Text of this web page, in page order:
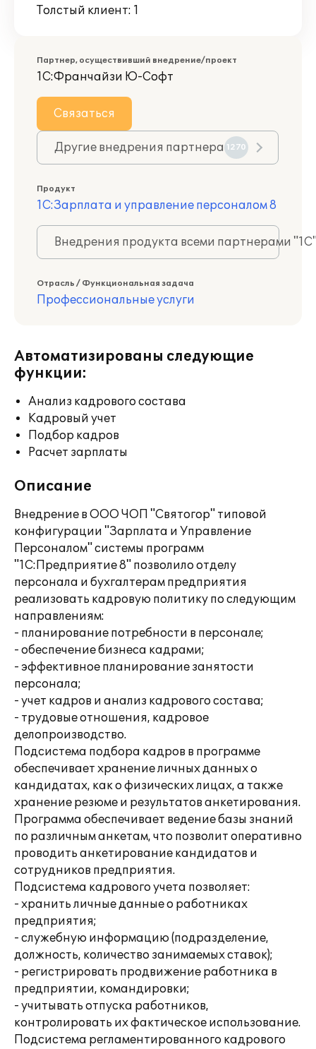
Толстый клиент: 1
Партнер, осуществивший внедрение/проект
1С:Франчайзи Ю-Софт
Связаться
Другие внедрения партнера 1270
Продукт
1С:Зарплата и управление персоналом 8
Внедрения продукта всеми партнерами
Отрасль / Функциональная задача
Профессиональные услуги
Автоматизированы следующие
функции:
Анализ кадрового состава
Кадровый учет
Подбор кадров
Расчет зарплаты
Описание
Внедрение в ООО ЧОП "Святогор" типовой
конфигурации "Зарплата и Управление
Персоналом" системы программ
"1С:Предприятие 8" позволило отделу
персонала и бухгалтерам предприятия
реализовать кадровую политику по следующим
направлениям:
- планирование потребности в персонале;
- обеспечение бизнеса кадрами;
- эффективное планирование занятости
персонала;
- учет кадров и анализ кадрового состава;
- трудовые отношения, кадровое
делопроизводство.
Подсистема подбора кадров в программе
обеспечивает хранение личных данных о
кандидатах, как о физических лицах, а также
хранение резюме и результатов анкетирования.
Программа обеспечивает ведение базы знаний
по различным анкетам, что позволит оперативно
проводить анкетирование кандидатов и
сотрудников предприятия.
Подсистема кадрового учета позволяет:
- хранить личные данные о работниках
предприятия;
- служебную информацию (подразделение,
должность, количество занимаемых ставок);
- регистрировать продвижение работника в
предприятии, командировки;
- учитывать отпуска работников,
контролировать их фактическое использование.
Подсистема регламентированного кадрового